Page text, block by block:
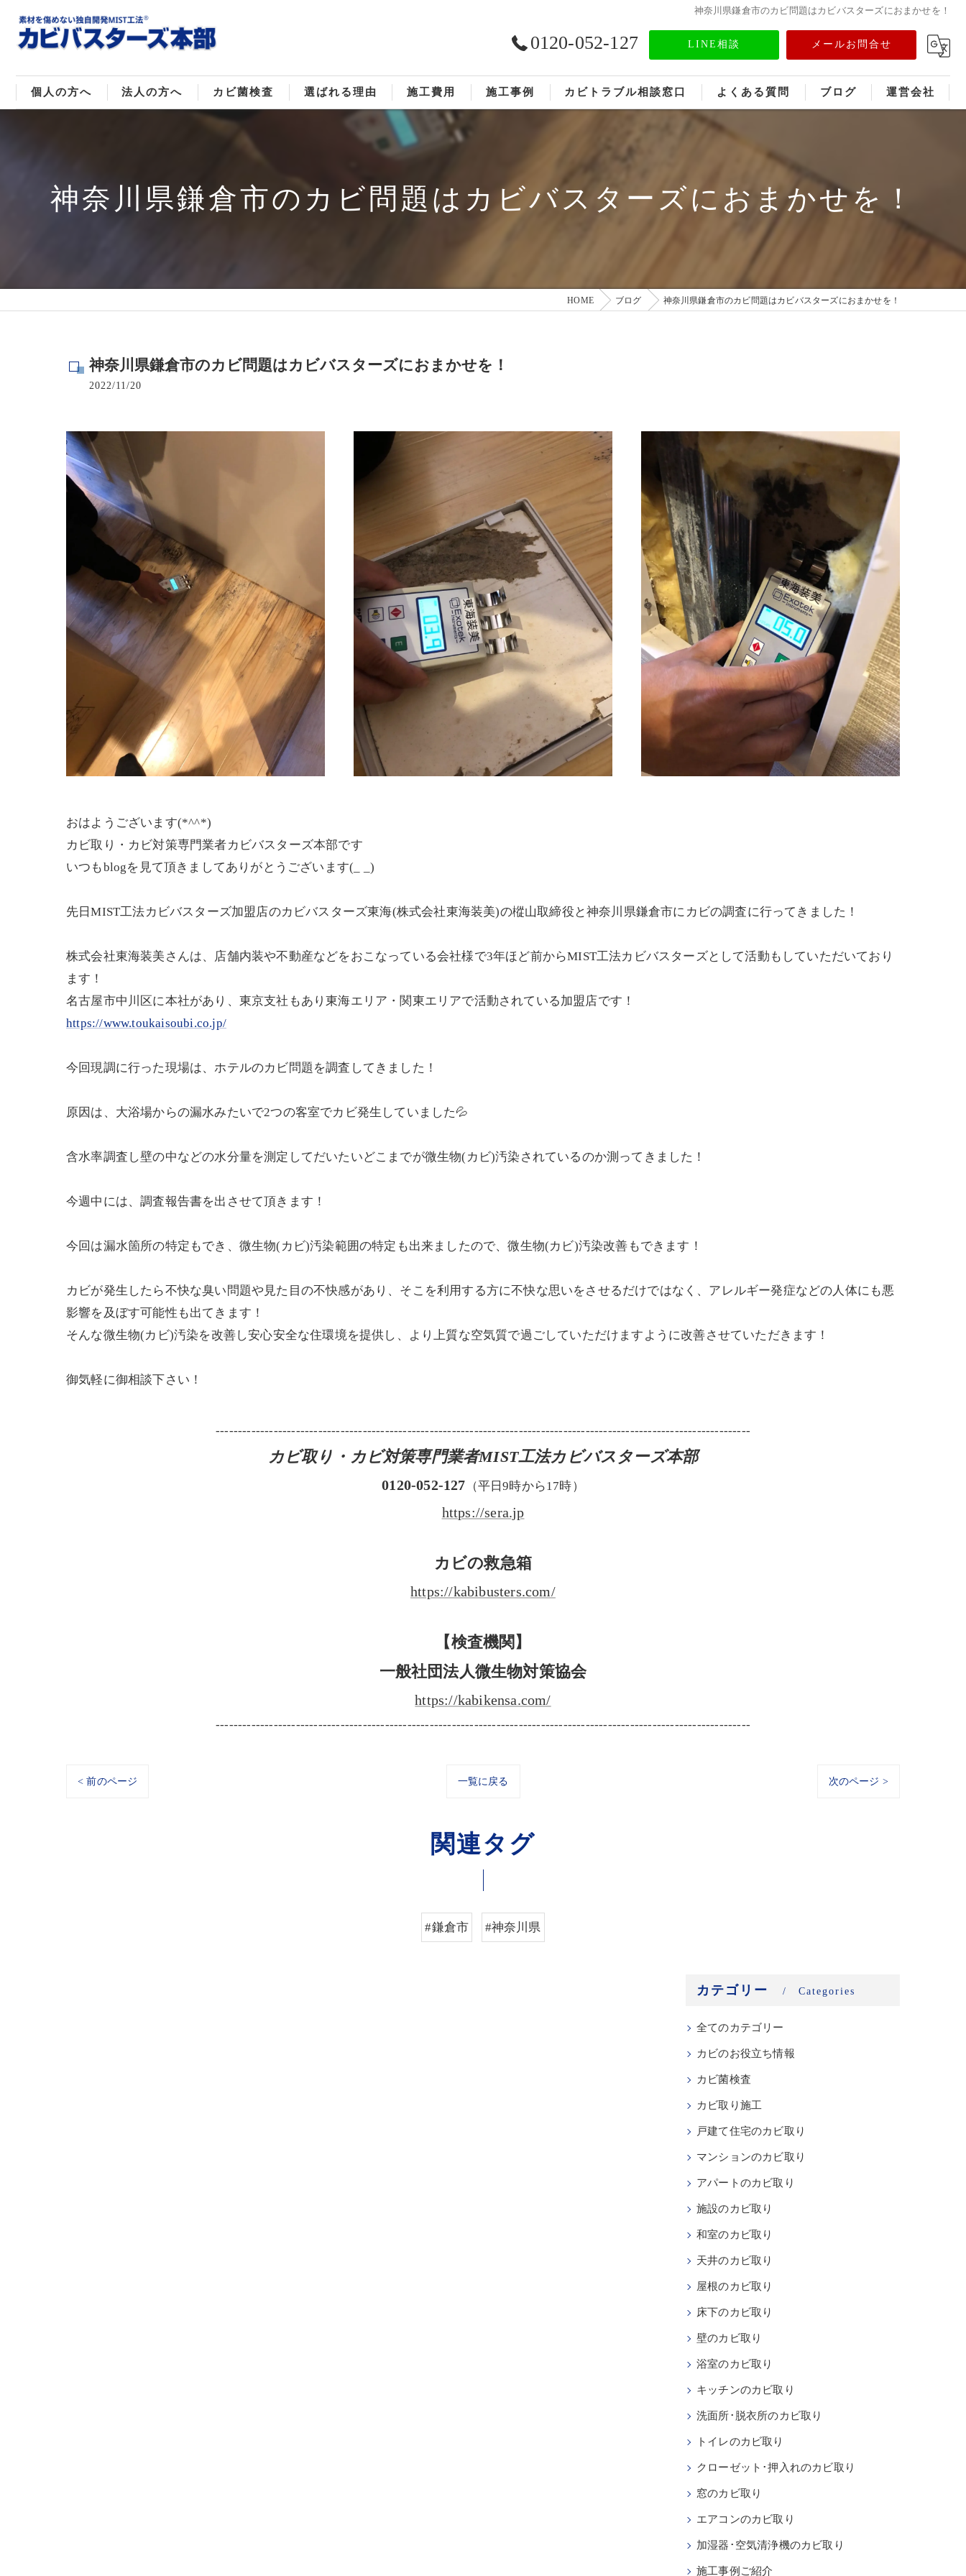
神奈川県鎌倉市のカビ問題はカビバスターズにおまかせを！
0120-052-127 LINE相談 メールお問合せ
個人の方へ 法人の方へ
店舗のカビ取り
病院･クリニックのカビ取り
公共施設のカビ取り
カビ菌検査
カビ菌種類
選ばれる理由 施工費用 施工事例 カビトラブル相談窓口 よくある質問 ブログ 運営会社
神奈川県鎌倉市のカビ問題はカビバスターズにおまかせを！
HOME ブログ 神奈川県鎌倉市のカビ問題はカビバスターズにおまかせを！
神奈川県鎌倉市のカビ問題はカビバスターズにおまかせを！
2022/11/20
おはようございます(*^^*)
カビ取り・カビ対策専門業者カビバスターズ本部です
いつもblogを見て頂きましてありがとうございます(_ _)
先日MIST工法カビバスターズ加盟店のカビバスターズ東海(株式会社東海装美)の樅山取締役と神奈川県鎌倉市にカビの調査に行ってきました！
株式会社東海装美さんは、店舗内装や不動産などをおこなっている会社様で3年ほど前からMIST工法カビバスターズとして活動もしていただいており
ます！
名古屋市中川区に本社があり、東京支社もあり東海エリア・関東エリアで活動されている加盟店です！
https://www.toukaisoubi.co.jp/
今回現調に行った現場は、ホテルのカビ問題を調査してきました！
原因は、大浴場からの漏水みたいで2つの客室でカビ発生していました💦
含水率調査し壁の中などの水分量を測定してだいたいどこまでが微生物(カビ)汚染されているのか測ってきました！
今週中には、調査報告書を出させて頂きます！
今回は漏水箇所の特定もでき、微生物(カビ)汚染範囲の特定も出来ましたので、微生物(カビ)汚染改善もできます！
カビが発生したら不快な臭い問題や見た目の不快感があり、そこを利用する方に不快な思いをさせるだけではなく、アレルギー発症などの人体にも悪
影響を及ぼす可能性も出てきます！
そんな微生物(カビ)汚染を改善し安心安全な住環境を提供し、より上質な空気質で過ごしていただけますように改善させていただきます！
御気軽に御相談下さい！
------------------------------------------------------------------------------------------------------------------------
カビ取り・カビ対策専門業者MIST工法カビバスターズ本部
0120-052-127 （平日9時から17時）
https://sera.jp
カビの救急箱
https://kabibusters.com/
【検査機関】
一般社団法人微生物対策協会
https://kabikensa.com/
------------------------------------------------------------------------------------------------------------------------
< 前のページ 一覧に戻る 次のページ >
関連タグ
#鎌倉市 #神奈川県
カテゴリー Categories
全てのカテゴリー
カビのお役立ち情報
カビ菌検査
カビ取り施工
戸建て住宅のカビ取り
マンションのカビ取り
アパートのカビ取り
施設のカビ取り
和室のカビ取り
天井のカビ取り
屋根のカビ取り
床下のカビ取り
壁のカビ取り
浴室のカビ取り
キッチンのカビ取り
洗面所･脱衣所のカビ取り
トイレのカビ取り
クローゼット･押入れのカビ取り
窓のカビ取り
エアコンのカビ取り
加湿器･空気清浄機のカビ取り
施工事例ご紹介